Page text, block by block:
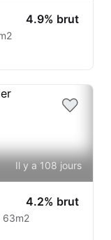
4.9% brut
Il y a 108 jours
4.2% brut
63m2